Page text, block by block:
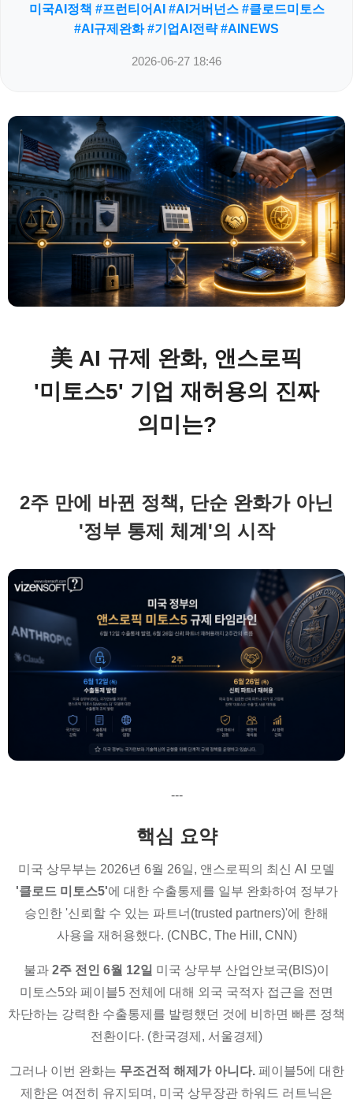
미국AI정책 #프런티어AI #AI거버넌스 #클로드미토스
#AI규제완화 #기업AI전략 #AINEWS
2026-06-27 18:46
美 AI 규제 완화, 앤스로픽
'미토스5' 기업 재허용의 진짜
의미는?
2주 만에 바뀐 정책, 단순 완화가 아닌
'정부 통제 체계'의 시작
---
핵심 요약
미국 상무부는 2026년 6월 26일, 앤스로픽의 최신 AI 모델
'클로드 미토스5'에 대한 수출통제를 일부 완화하여 정부가
승인한 '신뢰할 수 있는 파트너(trusted partners)'에 한해
사용을 재허용했다. (CNBC, The Hill, CNN)
불과 2주 전인 6월 12일 미국 상무부 산업안보국(BIS)이
미토스5와 페이블5 전체에 대해 외국 국적자 접근을 전면
차단하는 강력한 수출통제를 발령했던 것에 비하면 빠른 정책
전환이다. (한국경제, 서울경제)
그러나 이번 완화는 무조건적 해제가 아니다.페이블5에 대한
제한은 여전히 유지되며, 미국 상무장관 하워드 러트닉은